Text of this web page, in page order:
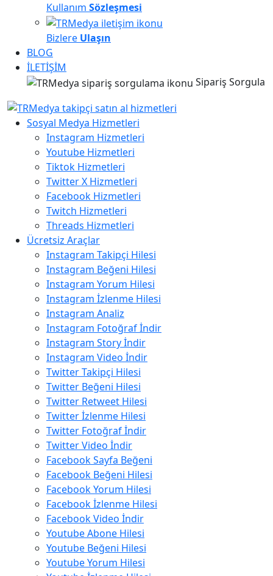
Kullanım Sözleşmesi
Bizlere Ulaşın
BLOG
İLETİŞİM
Sipariş Sorgula
Sosyal Medya Hizmetleri
Instagram Hizmetleri
Youtube Hizmetleri
Tiktok Hizmetleri
Twitter X Hizmetleri
Facebook Hizmetleri
Twitch Hizmetleri
Threads Hizmetleri
Ücretsiz Araçlar
Instagram Takipçi Hilesi
Instagram Beğeni Hilesi
Instagram Yorum Hilesi
Instagram İzlenme Hilesi
Instagram Analiz
Instagram Fotoğraf İndir
Instagram Story İndir
Instagram Video İndir
Twitter Takipçi Hilesi
Twitter Beğeni Hilesi
Twitter Retweet Hilesi
Twitter İzlenme Hilesi
Twitter Fotoğraf İndir
Twitter Video İndir
Facebook Sayfa Beğeni
Facebook Beğeni Hilesi
Facebook Yorum Hilesi
Facebook İzlenme Hilesi
Facebook Video İndir
Youtube Abone Hilesi
Youtube Beğeni Hilesi
Youtube Yorum Hilesi